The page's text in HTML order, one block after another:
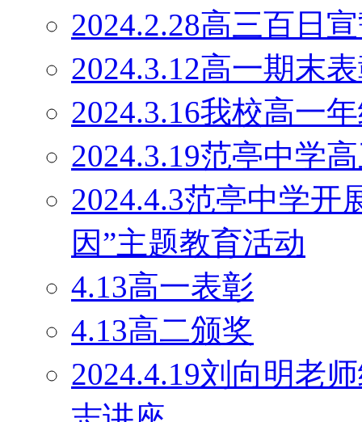
2024.2.28高三百日
2024.3.12高一期末
2024.3.16我校高一
2024.3.19范亭中学
2024.4.3范亭中学开
因”主题教育活动
4.13高一表彰
4.13高二颁奖
2024.4.19刘向明老